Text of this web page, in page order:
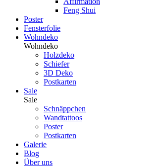
Feng Shui
Poster
Fensterfolie
Wohndeko
Wohndeko
Holzdeko
Schiefer
3D Deko
Postkarten
Sale
Sale
Schnäppchen
Wandtattoos
Poster
Postkarten
Galerie
Blog
Über uns